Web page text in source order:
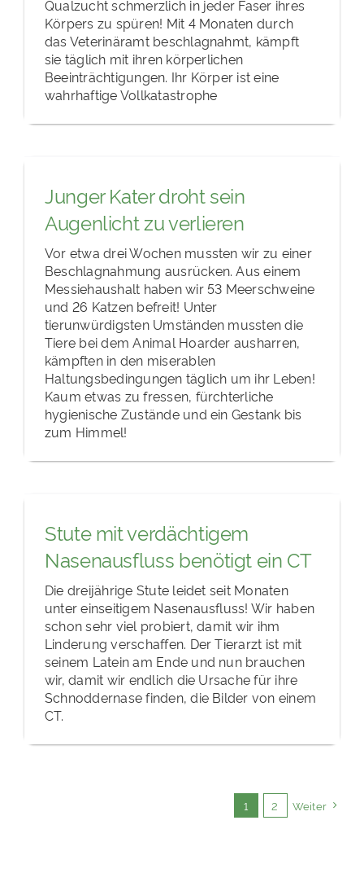
Qualzucht schmerzlich in jeder Faser ihres
Körpers zu spüren! Mit 4 Monaten durch
das Veterinäramt beschlagnahmt, kämpft
sie täglich mit ihren körperlichen
Beeinträchtigungen. Ihr Körper ist eine
wahrhaftige Vollkatastrophe
Junger Kater droht sein
Augenlicht zu verlieren
Vor etwa drei Wochen mussten wir zu einer
Beschlagnahmung ausrücken. Aus einem
Messiehaushalt haben wir 53 Meerschweine
und 26 Katzen befreit! Unter
tierunwürdigsten Umständen mussten die
Tiere bei dem Animal Hoarder ausharren,
kämpften in den miserablen
Haltungsbedingungen täglich um ihr Leben!
Kaum etwas zu fressen, fürchterliche
hygienische Zustände und ein Gestank bis
zum Himmel!
Stute mit verdächtigem
Nasenausfluss benötigt ein CT
Die dreijährige Stute leidet seit Monaten
unter einseitigem Nasenausfluss! Wir haben
schon sehr viel probiert, damit wir ihm
Linderung verschaffen. Der Tierarzt ist mit
seinem Latein am Ende und nun brauchen
wir, damit wir endlich die Ursache für ihre
Schnoddernase finden, die Bilder von einem
CT.
1 2 Weiter